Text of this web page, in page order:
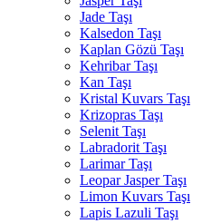
Jade Taşı
Kalsedon Taşı
Kaplan Gözü Taşı
Kehribar Taşı
Kan Taşı
Kristal Kuvars Taşı
Krizopras Taşı
Selenit Taşı
Labradorit Taşı
Larimar Taşı
Leopar Jasper Taşı
Limon Kuvars Taşı
Lapis Lazuli Taşı